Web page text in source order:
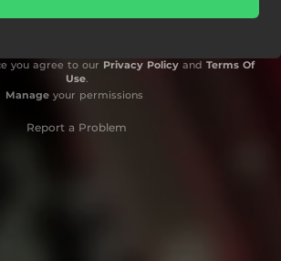
you agree to our Privacy Policyand Terms Of
Use.
Manageyour permissions
Report a Problem